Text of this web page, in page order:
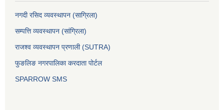
नगदी रसिद व्यवस्थापन (साग्रिला)
सम्पत्ति व्यवस्थापन (सांग्रिला)
राजश्व व्यवस्थापन प्रणाली (SUTRA)
फुङलिङ नगरपालिका करदाता पोर्टल
SPARROW SMS